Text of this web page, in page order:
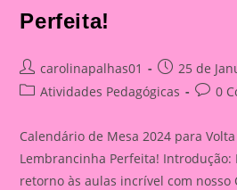
Perfeita!
Post
author:
carolinapalhas01
Post
published:
25 de
PostAtividades Pedagógicas
Post0
Calendário de Mesa 2024 para
Lembrancinha Perfeita! Introdução:
retorno às aulas incrível com nosso